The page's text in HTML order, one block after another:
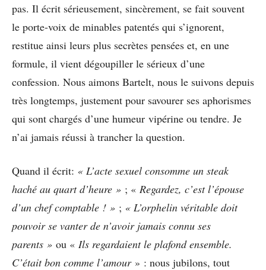
pas. Il écrit sérieusement, sincèrement, se fait souvent
le porte-voix de minables patentés qui s’ignorent,
restitue ainsi leurs plus secrètes pensées et, en une
formule, il vient dégoupiller le sérieux d’une
confession. Nous aimons Bartelt, nous le suivons depuis
très longtemps, justement pour savourer ses aphorismes
qui sont chargés d’une humeur vipérine ou tendre. Je
n’ai jamais réussi à trancher la question.
Quand il écrit: « L’acte sexuel consomme un steak
haché au quart d’heure » ; « Regardez, c’est l’épouse
d’un chef comptable ! » ; « L’orphelin véritable doit
pouvoir se vanter de n’avoir jamais connu ses
parents » ou « Ils regardaient le plafond ensemble.
C’était bon comme l’amour » : nous jubilons, tout